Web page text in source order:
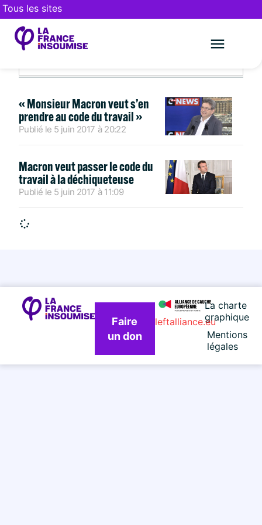
Tous les sites
JUIN 5, 2017
« Monsieur Macron veut s’en
prendre au code du travail »
Publié le 5 juin 2017 à 20:22
Macron veut passer le code du
travail à la déchiqueteuse
Publié le 5 juin 2017 à 11:09
Faire
un don
La charte
graphique
Mentions
légales
leftalliance.eu